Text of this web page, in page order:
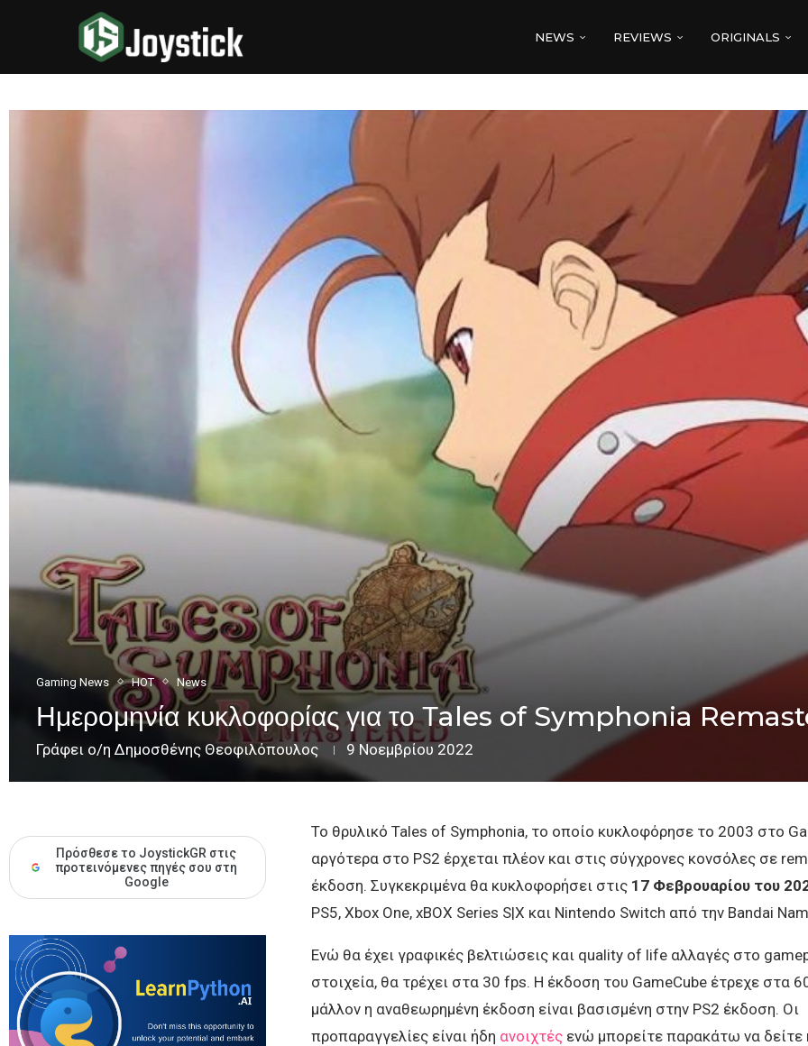
NEWS REVIEWS ORIGINALS
Gaming News HOT News
Ημερομηνία κυκλοφορίας για το Τales of Symphonia
Γράφει ο/η Δημοσθένης Θεοφιλόπουλος 9 Νοεμβρίου 2022
Το θρυλικό Tales of Symphonia, το οποίο κυκλοφόρησε το 2003 στο
αργότερα στο PS2 έρχεται πλέον και στις σύγχρονες κονσόλες σε
έκδοση. Συγκεκριμένα θα κυκλοφορήσει στις 17 Φεβρουαρίου του
PS5, Xbox One, xBOX Series S|X και Nintendo Switch από την Bandai
Ενώ θα έχει γραφικές βελτιώσεις και quality of life αλλαγές στο
στοιχεία, θα τρέχει στα 30 fps. Η έκδοση του GameCube έτρεχε στα
μάλλον η αναθεωρημένη έκδοση είναι βασισμένη στην PS2 έκδοση. Οι
προπαραγγελίες είναι ήδη ανοιχτέςενώ μπορείτε παρακάτω να δείτε
Πρόσθεσε το JoystickGR στις
προτεινόμενες πηγές σου στη
Google